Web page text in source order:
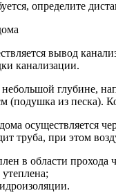
определите
вывод
канализации.
глубине,
(подушка из песка).
осуществляется
труба, при этом
в области прохода